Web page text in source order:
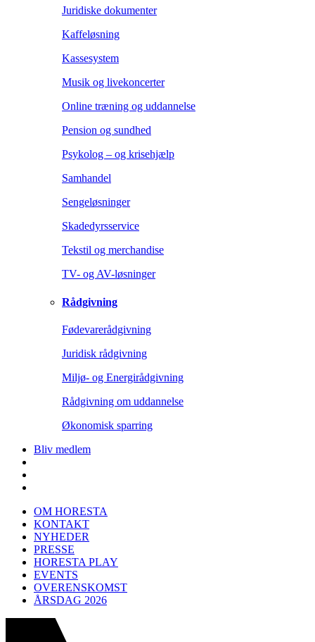
Juridiske dokumenter
Kaffeløsning
Kassesystem
Musik og livekoncerter
Online træning og uddannelse
Pension og sundhed
Psykolog – og krisehjælp
Samhandel
Sengeløsninger
Skadedyrsservice
Tekstil og merchandise
TV- og AV-løsninger
Rådgivning
Fødevarerådgivning
Juridisk rådgivning
Miljø- og Energirådgivning
Rådgivning om uddannelse
Økonomisk sparring
Bliv medlem
OM HORESTA
KONTAKT
NYHEDER
PRESSE
HORESTA PLAY
EVENTS
OVERENSKOMST
ÅRSDAG 2026